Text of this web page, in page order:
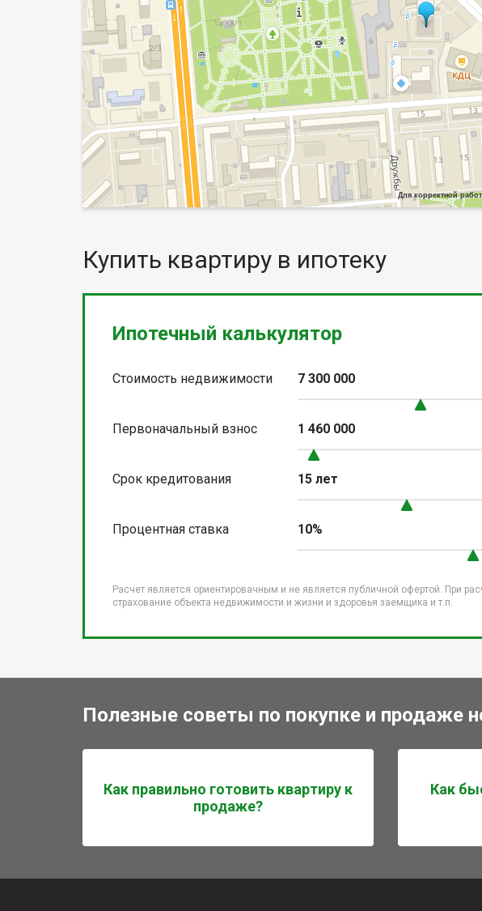
Для корректной
Купить квартиру в ипотеку
Ипотечный калькулятор
Стоимость недвижимости 7 300 000
Первоначальный взнос 1 460 000
Срок кредитования 15 лет
Процентная ставка 10%
Расчет является ориентировачным и не является публичной офертой. При
страхование объекта недвижимости и жизни и здоровья заемщика и т.п.
Полезные советы по покупке и продаже
Как правильно готовить квартиру к
продаже?
Как